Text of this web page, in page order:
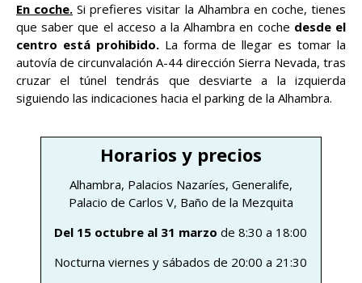
En coche. Si prefieres visitar la Alhambra en coche, tienes
que saber que el acceso a la Alhambra en coche desde el
centro está prohibido.La forma de llegar es tomar la
autovía de circunvalación A-44 dirección Sierra Nevada, tras
cruzar el túnel tendrás que desviarte a la izquierda
siguiendo las indicaciones hacia el parking de la Alhambra.
Horarios y precios
Alhambra, Palacios Nazaríes, Generalife,
Palacio de Carlos V, Baño de la Mezquita
Del 15 octubre al 31 marzo de 8:30 a 18:00
Nocturna viernes y sábados de 20:00 a 21:30